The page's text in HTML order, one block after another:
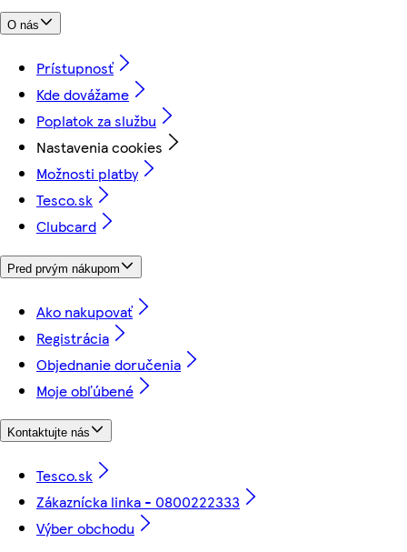
O nás
Prístupnosť
Kde dovážame
Poplatok za službu
Nastavenia cookies
Možnosti platby
Tesco.sk
Clubcard
Pred prvým nákupom
Ako nakupovať
Registrácia
Objednanie doručenia
Moje obľúbené
Kontaktujte nás
Tesco.sk
Zákaznícka linka - 0800222333
Výber obchodu